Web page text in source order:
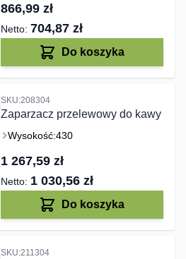
866,99 zł
704,87 zł
Do koszyka
SKU:208304
Zaparzacz przelewowy do kawy
Wysokość:430
1 267,59 zł
1 030,56 zł
Do koszyka
SKU:211304